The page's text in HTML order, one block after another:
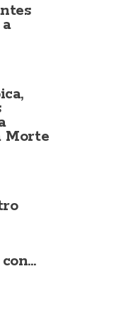
Morte